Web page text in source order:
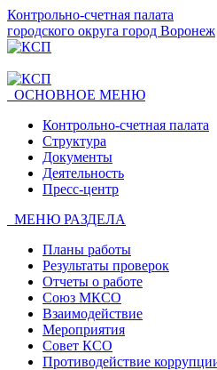
Контрольно-счетная палата
городского округа город Воронеж
ОСНОВНОЕ МЕНЮ
Контрольно-счетная палата
Структура
Документы
Деятельность
Пресс-центр
МЕНЮ РАЗДЕЛА
Планы работы
Результаты проверок
Отчеты о работе
Союз МКСО
Взаимодействие
Мероприятия
Совет КСО
Противодействие